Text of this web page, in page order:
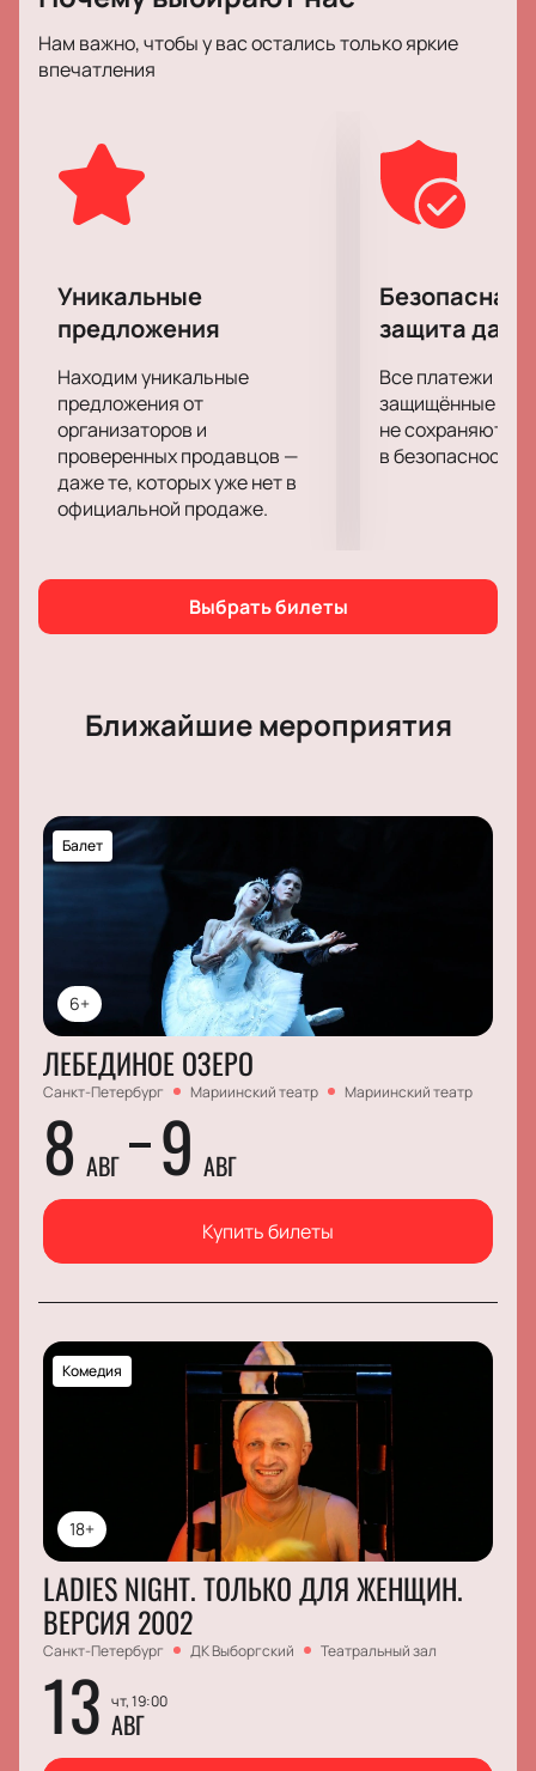
позабыв обо всем на свете.
Работу режиссера и актерской труппы высоко
Не упустите возможности составить о спектакле
"Король VS Король" собственное мнение!
Нам важно, чтобы у вас остались только яркие
впечатления
Уникальные
предложения
Находим уникальные
предложения от
организаторов и
проверенных продавцов —
даже те, которых уже нет в
официальной продаже.
Безопасная
защита
Все платежи
защищённые
не сохраняются
в безопасности.
Выбрать билеты
Ближайшие мероприятия
6+
Балет
ЛЕБЕДИНОЕ ОЗЕРО
Санкт-Петербург Мариинский театр Мариинский театр
8 АВГ 9 АВГ
Купить билеты
18+
Комедия
LADIES NIGHT. ТОЛЬКО ДЛЯ ЖЕНЩИН.
ВЕРСИЯ 2002
Санкт-Петербург ДК Выборгский Театральный зал
13 чт, 19:00
АВГ